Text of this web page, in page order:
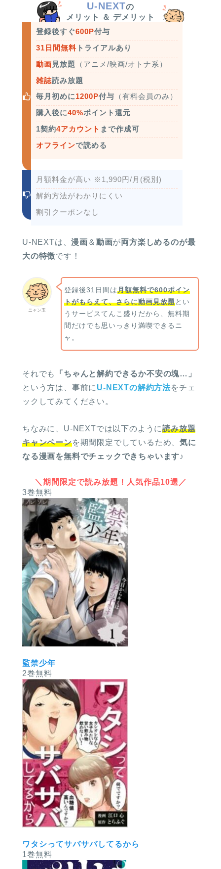
U-NEXTの
メリット ＆ デメリット
登録後すぐ600P付与
31日間無料 トライアルあり
動画 見放題
（アニメ/映画/オトナ系）
雑誌読み放題
毎月初めに1200P付与 （有料会員のみ）
購入後に40%ポイント還元
1契約4アカウント まで作成可
オフラインで読める
月額料金が高い ※1,990円/月(税別)
解約方法がわかりにくい
割引クーポンなし
U-NEXTは、漫画 ＆ 動画が両方楽しめるのが最
大の特徴です！
ニャン玉
登録後31日間は月額無料で600ポイン
トがもらえて、さらに動画見放題とい
うサービスてんこ盛りだから、無料期
間だけでも思いっきり満喫できるニ
ャ。
それでも
「ちゃんと解約できるか不安の塊…」
という方は、事前に U-NEXTの解約方法をチェ
ックしてみてください。
ちなみに、U-NEXTでは以下のように読み放題
キャンペーンを期間限定でしているため、気に
なる漫画を無料でチェックできちゃいます♪
＼期間限定で読み放題！人気作品10選／
3巻無料
監禁少年
2巻無料
ワタシってサバサバしてるから
1巻無料